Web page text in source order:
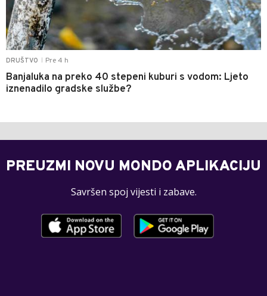
DRUŠTVO Pre 4 h
Banjaluka na preko 40 stepeni kuburi s vodom: Ljeto
iznenadilo gradske službe?
PREUZMI NOVU MONDO APLIKACIJU
Savršen spoj vijesti i zabave.